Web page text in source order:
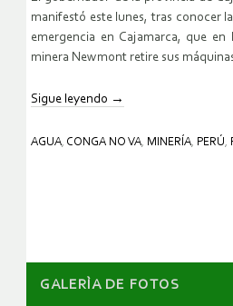
manifestó este lunes, tras conocer
emergencia en Cajamarca, que en
minera Newmont retire sus
Sigue leyendo →
AGUA, CONGA NO VA, MINERÍA, PERÚ,
GALERÌA DE FOTOS